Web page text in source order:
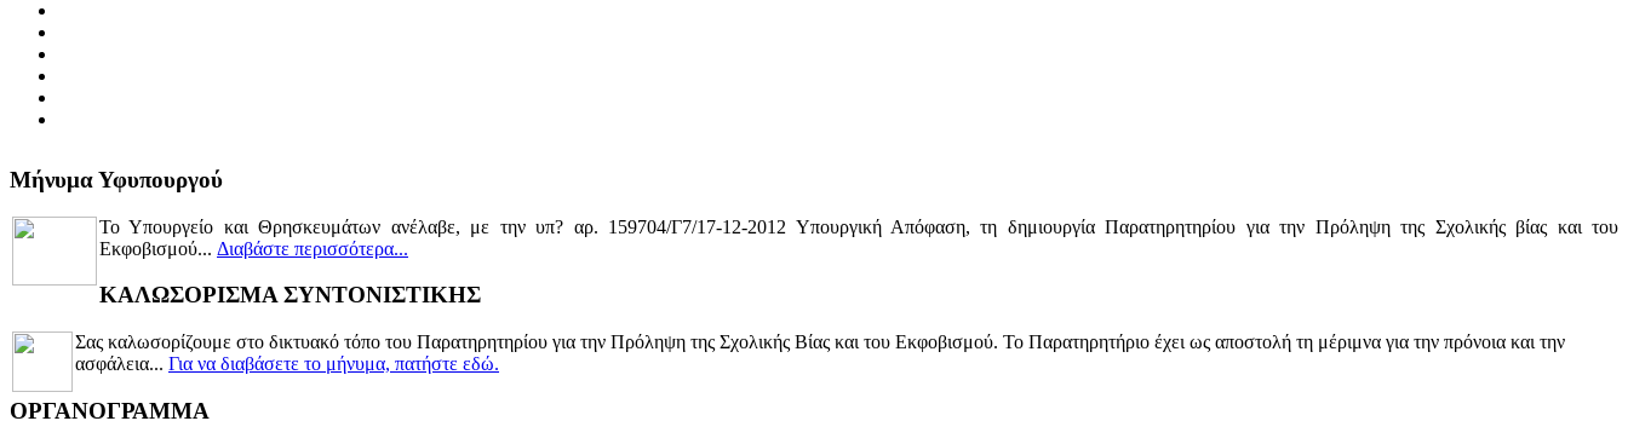
Μήνυμα Υφυπουργού
Το Υπουργείο και Θρησκευμάτων ανέλαβε, με την υπ? αρ. 159704/Γ7/17-12-2012 Υπουργική Απόφαση, τη δημιουργία Παρατηρητηρίου για την Πρόληψη της Σχολικής βίας και του
Εκφοβισμού... Διαβάστε περισσότερα...
ΚΑΛΩΣΟΡΙΣΜΑ ΣΥΝΤΟΝΙΣΤΙΚΗΣ
Σας καλωσορίζουμε στο δικτυακό τόπο του Παρατηρητηρίου για την Πρόληψη της Σχολικής Βίας και του Εκφοβισμού. Το Παρατηρητήριο έχει ως αποστολή τη μέριμνα για την πρόνοια και την
ασφάλεια... Για να διαβάσετε το μήνυμα, πατήστε εδώ.
ΟΡΓΑΝΟΓΡΑΜΜΑ